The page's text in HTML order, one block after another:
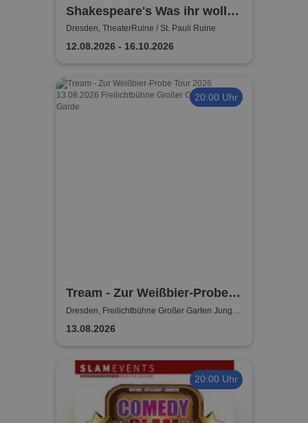
Shakespeare's Was ihr wollt |
TheaterRuine Dresden
Dresden, TheaterRuine / St. Pauli Ruine
12.08.2026 - 16.10.2026
20:00 Uhr
Tream - Zur Weißbier-Probe
Tour 2026
Dresden, Freilichtbühne Großer Garten Junge
Garde
13.08.2026
20:00 Uhr